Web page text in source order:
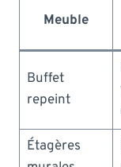
Meuble
Buffet
repeint
Étagères